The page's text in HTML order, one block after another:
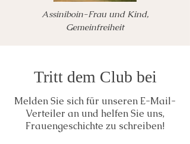
Assiniboin-Frau und Kind,
Gemeinfreiheit
Menu Listen Citation
Bibliography Films
Tritt dem Club bei
Melden Sie sich für unseren E-Mail-
Verteiler an und helfen Sie uns,
Frauengeschichte zu schreiben!